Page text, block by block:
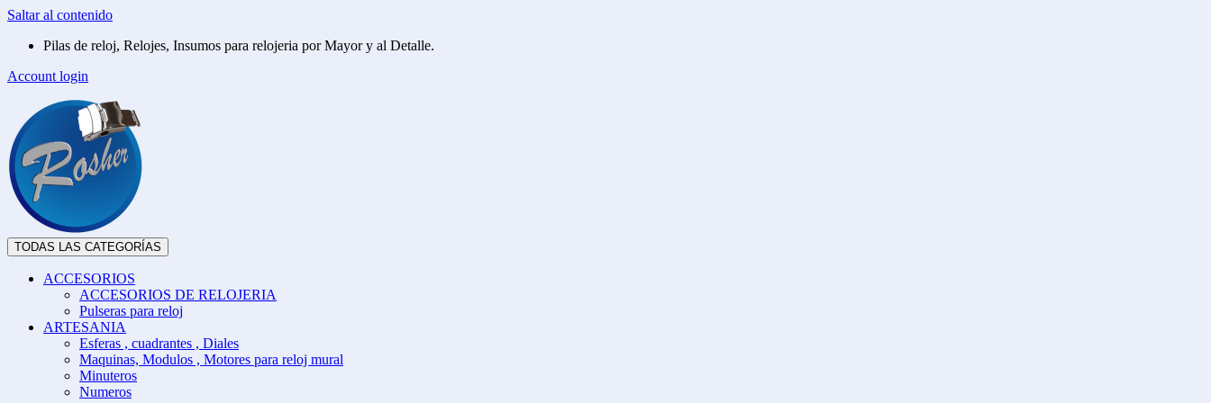
Saltar al contenido
Pilas de reloj, Relojes, Insumos para relojeria por Mayor y al Detalle.
Account login
TODAS LAS CATEGORÍAS
ACCESORIOS
ACCESORIOS DE RELOJERIA
Pulseras para reloj
ARTESANIA
Esferas , cuadrantes , Diales
Maquinas, Modulos , Motores para reloj mural
Minuteros
Numeros